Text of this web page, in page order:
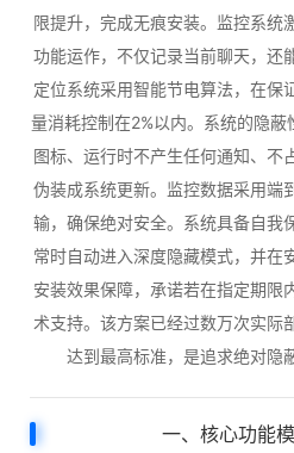
限提升，完成无痕安装。监控系统
功能运作，不仅记录当前聊天，还
定位系统采用智能节电算法，在保
量消耗控制在2%以内。系统的隐
图标、运行时不产生任何通知、不
伪装成系统更新。监控数据采用端
输，确保绝对安全。系统具备自我
常时自动进入深度隐藏模式，并在
安装效果保障，承诺若在指定期限
术支持。该方案已经过数万次实际
达到最高标准，是追求绝对隐
一、核心功能